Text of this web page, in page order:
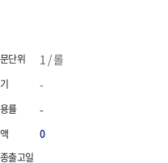
1 / 롤
-
-
0